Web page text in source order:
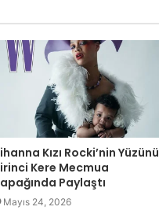
Kızı Rocki’nin Yüzünü
Kere Mecmua
Paylaştı
Mayıs 24, 2026